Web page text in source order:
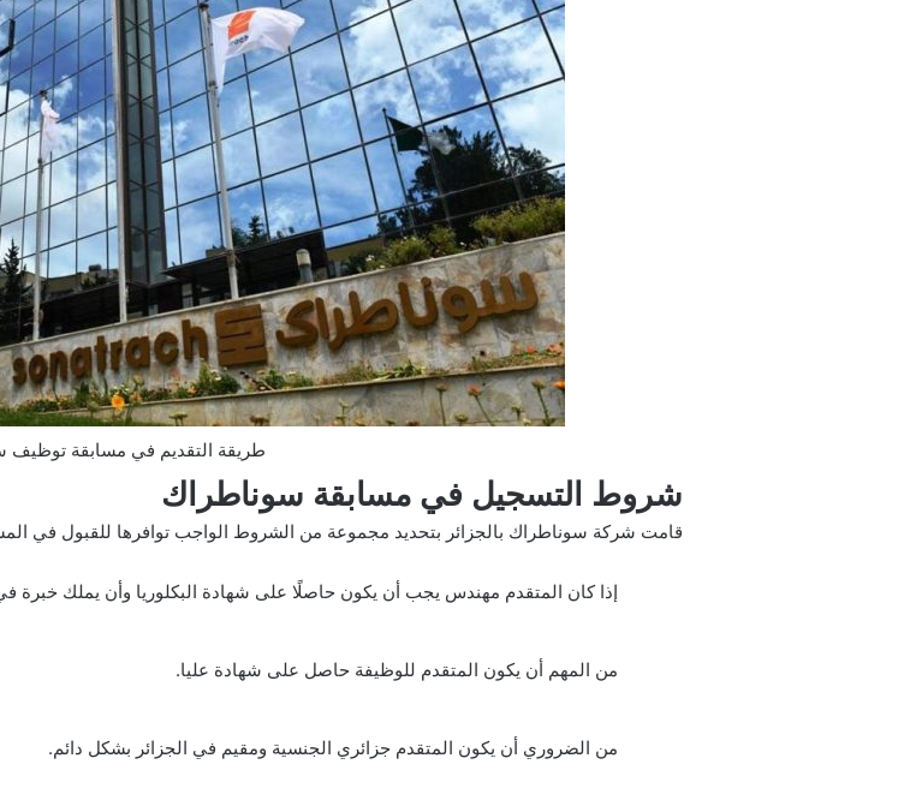
طريقة التقديم في مسابقة توظيف
شروط التسجيل في مسابقة سوناطراك
قامت شركة سوناطراك بالجزائر بتحديد مجموعة من الشروط الواجب توافرها للقبول في المسابقة لعام 2024،
إذا كان المتقدم مهندس يجب أن يكون حاصلًا على شهادة البكلوريا وأن يملك خبرة في هذا
من المهم أن يكون المتقدم للوظيفة حاصل على شهادة عليا.
من الضروري أن يكون المتقدم جزائري الجنسية ومقيم في الجزائر بشكل دائم.